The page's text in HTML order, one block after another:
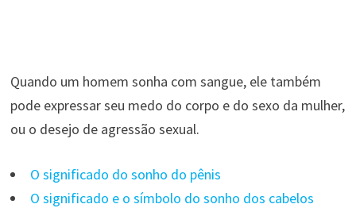
Quando um homem sonha com sangue, ele também
pode expressar seu medo do corpo e do sexo da mulher,
ou o desejo de agressão sexual.
O significado do sonho do pênis
O significado e o símbolo do sonho dos cabelos